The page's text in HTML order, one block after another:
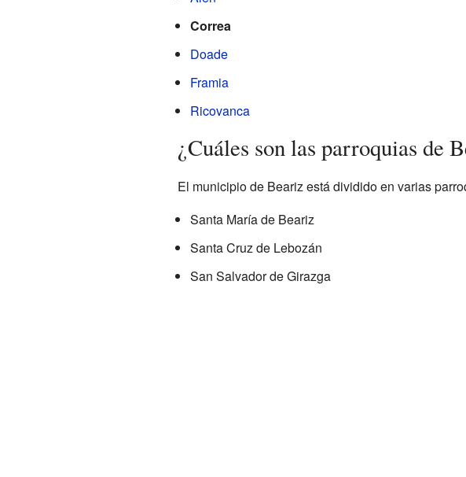
Correa
Doade
Framia
Ricovanca
¿Cuáles son las parroquias de
El municipio de Beariz está dividido en varias
Santa María de Beariz
Santa Cruz de Lebozán
San Salvador de Girazga